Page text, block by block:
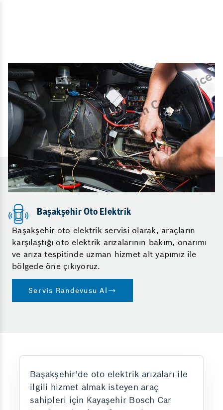
Başakşehir Oto Elektrik
Başakşehir oto elektrik servisi olarak, araçların
karşılaştığı oto elektrik arızalarının bakım, onarımı
ve arıza tespitinde uzman hizmet alt yapımız ile
bölgede öne çıkıyoruz.
Servis Randevusu Al
Başakşehir'de oto elektrik arızaları ile
ilgili hizmet almak isteyen araç
sahipleri için Kayaşehir Bosch Car